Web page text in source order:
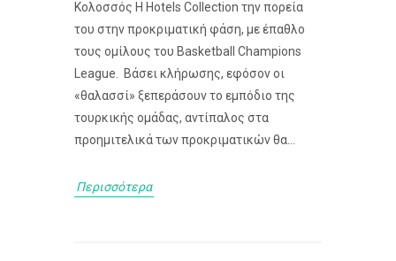
Κολοσσός H Hotels Collection την πορεία
του στην προκριματική φάση, με έπαθλο
τους ομίλους του Basketball Champions
League. Βάσει κλήρωσης, εφόσον οι
«θαλασσί» ξεπεράσουν το εμπόδιο της
τουρκικής ομάδας, αντίπαλος στα
προημιτελικά των προκριματικών θα...
Περισσότερα